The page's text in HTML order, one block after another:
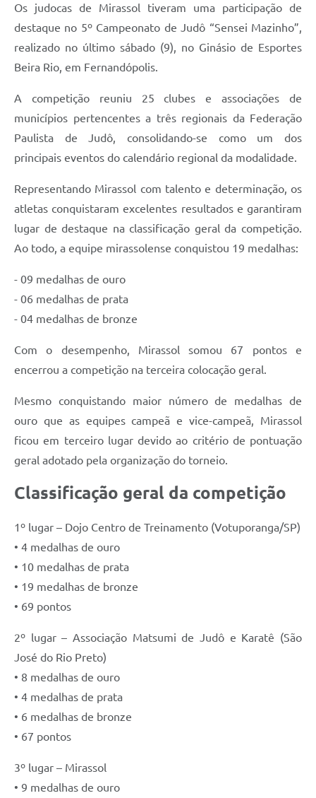
Os judocas de Mirassol tiveram uma participação de
destaque no 5º Campeonato de Judô “Sensei Mazinho”,
realizado no último sábado (9), no Ginásio de Esportes
Beira Rio, em Fernandópolis.
A competição reuniu 25 clubes e associações de
municípios pertencentes a três regionais da Federação
Paulista de Judô, consolidando-se como um dos
principais eventos do calendário regional da modalidade.
Representando Mirassol com talento e determinação, os
atletas conquistaram excelentes resultados e garantiram
lugar de destaque na classificação geral da competição.
Ao todo, a equipe mirassolense conquistou 19 medalhas:
- 09 medalhas de ouro
- 06 medalhas de prata
- 04 medalhas de bronze
Com o desempenho, Mirassol somou 67 pontos e
encerrou a competição na terceira colocação geral.
Mesmo conquistando maior número de medalhas de
ouro que as equipes campeã e vice-campeã, Mirassol
ficou em terceiro lugar devido ao critério de pontuação
geral adotado pela organização do torneio.
Classificação geral da competição
1º lugar – Dojo Centro de Treinamento (Votuporanga/SP)
• 4 medalhas de ouro
• 10 medalhas de prata
• 19 medalhas de bronze
• 69 pontos
2º lugar – Associação Matsumi de Judô e Karatê (São
José do Rio Preto)
• 8 medalhas de ouro
• 4 medalhas de prata
• 6 medalhas de bronze
• 67 pontos
3º lugar – Mirassol
• 9 medalhas de ouro